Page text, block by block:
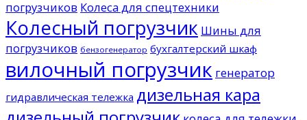
погрузчиков Колеса для спецтехники
Колесный погрузчик Шины для
погрузчиков бензогенератор бухгалтерский шкаф
вилочный погрузчик генератор
гидравлическая тележка дизельная кара